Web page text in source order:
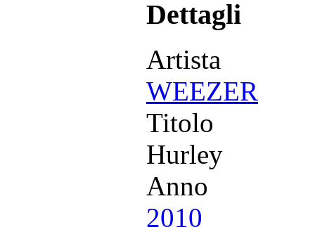
Dettagli
Artista
WEEZER
Titolo
Hurley
Anno
2010